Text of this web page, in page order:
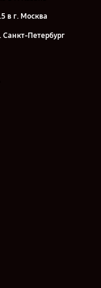
в г. Москва
Санкт-Петербург